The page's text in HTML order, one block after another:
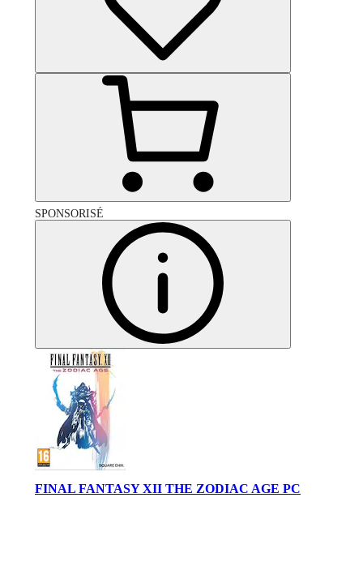
SPONSORISÉ
FINAL FANTASY XII THE ZODIAC AGE PC